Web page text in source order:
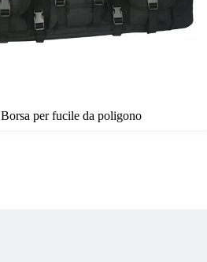
Borsa per fucile da poligono